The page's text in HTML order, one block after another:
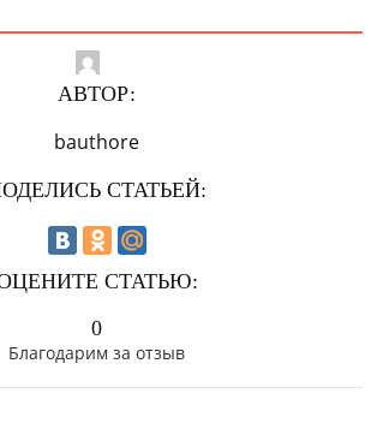
АВТОР:
bauthore
СТАТЬЕЙ:
СТАТЬЮ:
0
Благодарим за отзыв